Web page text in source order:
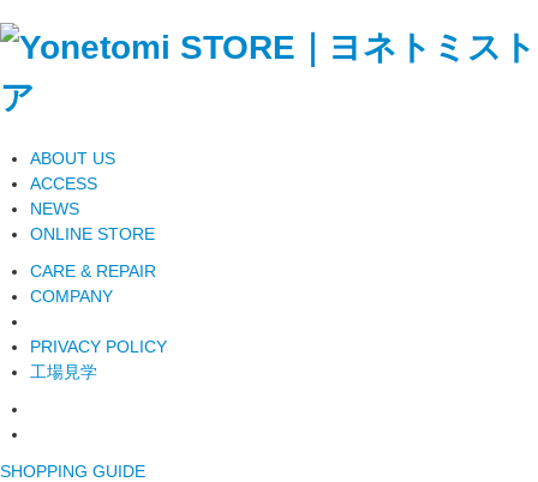
ABOUT US
ACCESS
NEWS
ONLINE STORE
CARE & REPAIR
COMPANY
PRIVACY POLICY
工場見学
SHOPPING GUIDE